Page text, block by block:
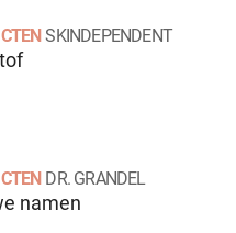
SKINDEPENDENT
DR. GRANDEL
namen